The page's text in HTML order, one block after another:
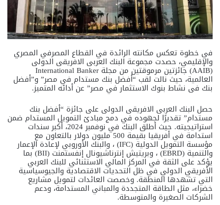
في خطوة تعكس مكانته الرائدة في القطاع المصرفي المصري
والإقليمي، حصدت مجموعة البنك العربى الافريقى الدولى
(AAIB) جائزتين مرموقتين من مجلة International Banker
العالمية، حيث نالت لقب “أفضل بنك مستدام في مصر” و”أفضل
بنك فى نشاط بنوك الاستثمار في مصر” عن أدائه المتميز.
حصل البنك العربى الافريقى الدولى على جائزة “أفضل بنك
مستدام” تقديرًا لجهوده في دمج مبادئ التمويل المستدام ضمن
استراتيجيته. حيث أطلق البنك في نوفمبر 2024، أكبر سندات
استدامة في أفريقيا بقيمة 500 مليون دولار بالتعاون مع
مؤسسة التمويل الدولية (IFC) ، والبنك الأوروبي لإعادة الإعمار
والتنمية (EBRD) ، وبريتيش إنترناشيونال إنفستمنت (BII) بما
يؤكد على الثقة في المركز المالي الاستثنائي للبنك العربي
الأفريقي الدولي في ظل التحديات الاقتصادية والجيوسياسية
التي تشهدها المنطقة. وخصصت العائدات لتمويل مشاريع
خضراء، مثل الطاقة المتجددة والمباني المستدامة، ودعم
الشركات الصغيرة والمتوسطة.